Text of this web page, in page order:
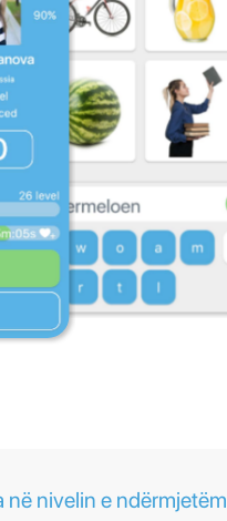
në nivelin e ndërmjetëm